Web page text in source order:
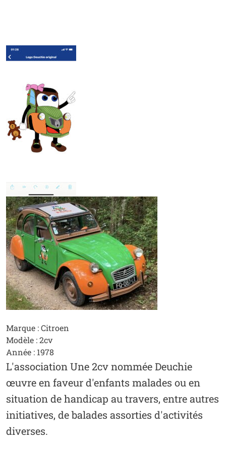
Marque : Citroen
Modèle : 2cv
Année : 1978
L'association Une 2cv nommée Deuchie
œuvre en faveur d'enfants malades ou en
situation de handicap au travers, entre autres
initiatives, de balades assorties d'activités
diverses.